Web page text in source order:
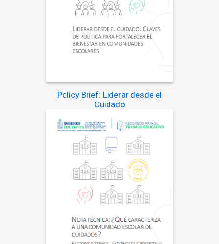
Policy Brief: Liderar desde el
Cuidado